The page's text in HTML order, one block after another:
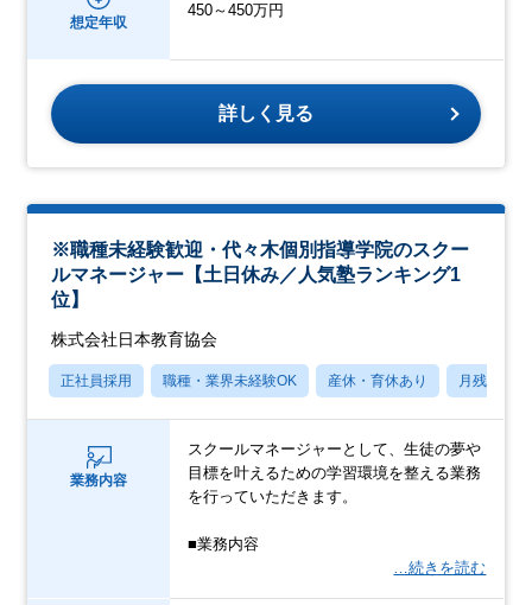
想定年収
450～450万円
詳しく見る
※職種未経験歓迎・代々木個別指導学院のスクー
ルマネージャー【土日休み／人気塾ランキング1
位】
株式会社日本教育協会
正社員採用 職種・業界未経験OK 産休・育休あり 月残業20
業務内容
スクールマネージャーとして、生徒の夢や
目標を叶えるための学習環境を整える業務
を行っていただきます。
■業務内容
…続きを読む